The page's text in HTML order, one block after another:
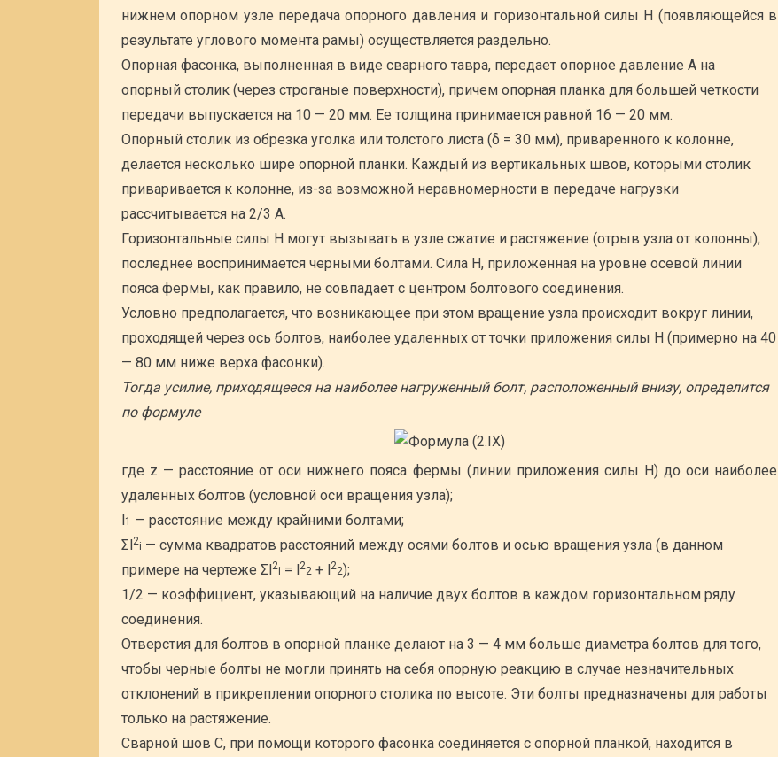
нижнем опорном узле передача опорного давления и горизонтальной силы H (появляющейся в
результате углового момента рамы) осуществляется раздельно.
Опорная фасонка, выполненная в виде сварного тавра, передает опорное давление А на
опорный столик (через строганые поверхности), причем опорная планка для большей четкости
передачи выпускается на 10 — 20 мм. Ее толщина принимается равной 16 — 20 мм.
Опорный столик из обрезка уголка или толстого листа (δ = 30 мм), приваренного к колонне,
делается несколько шире опорной планки. Каждый из вертикальных швов, которыми столик
приваривается к колонне, из-за возможной неравномерности в передаче нагрузки
рассчитывается на 2/3 А.
Горизонтальные силы Н могут вызывать в узле сжатие и растяжение (отрыв узла от колонны);
последнее воспринимается черными болтами. Сила Н, приложенная на уровне осевой линии
пояса фермы, как правило, не совпадает с центром болтового соединения.
Условно предполагается, что возникающее при этом вращение узла происходит вокруг линии,
проходящей через ось болтов, наиболее удаленных от точки приложения силы Н (примерно на 40
— 80 мм ниже верха фасонки).
Тогда усилие, приходящееся на наиболее нагруженный болт, расположенный внизу, определится
по формуле
где z — расстояние от оси нижнего пояса фермы (линии приложения силы Н) до оси наиболее
удаленных болтов (условной оси вращения узла);
l1 — расстояние между крайними болтами;
Σl2i — сумма квадратов расстояний между осями болтов и осью вращения узла (в данном
примере на чертеже Σl2i = l22 + l22);
1/2 — коэффициент, указывающий на наличие двух болтов в каждом горизонтальном ряду
соединения.
Отверстия для болтов в опорной планке делают на 3 — 4 мм больше диаметра болтов для того,
чтобы черные болты не могли принять на себя опорную реакцию в случае незначительных
отклонений в прикреплении опорного столика по высоте. Эти болты предназначены для работы
только на растяжение.
Сварной шов С, при помощи которого фасонка соединяется с опорной планкой, находится в